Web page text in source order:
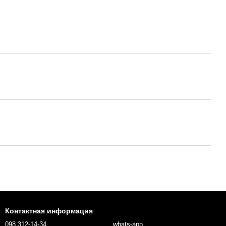
Контактная информация
098 312-14-34 whats-app